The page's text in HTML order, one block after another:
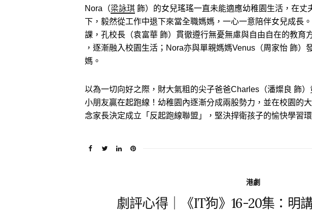
Nora（梁詠琪 飾）的女兒瑤瑤一直未能適應幼稚園生活，在丈
下，毅然從工作中退下來當全職媽媽，一心一意陪伴女兒成長
課，孔校長（袁富華 飾）貫徹遵行無憂無慮與自由自在的教育
，逐漸融入校園生活；Nora亦與單親媽媽Venus（周家怡 飾）
媽。
以為一切向好之際，財大氣粗的尖子爸爸Charles（潘燦良 飾
小朋友贏在起跑線！幼稚園內逐漸分成兩股勢力，並在校園的
念家長決定成立「反起跑線聯盟」，堅決捍衛孩子的愉快學習
港劇
劇評心得｜《IT狗》16-20集：明